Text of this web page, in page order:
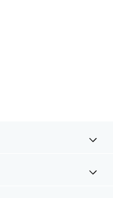
теплоносителя